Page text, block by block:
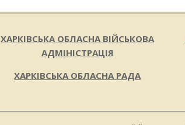
ХАРКІВСЬКА ОБЛАСНА ВІЙСЬКОВА
АДМІНІСТРАЦІЯ
ХАРКІВСЬКА ОБЛАСНА РАДА